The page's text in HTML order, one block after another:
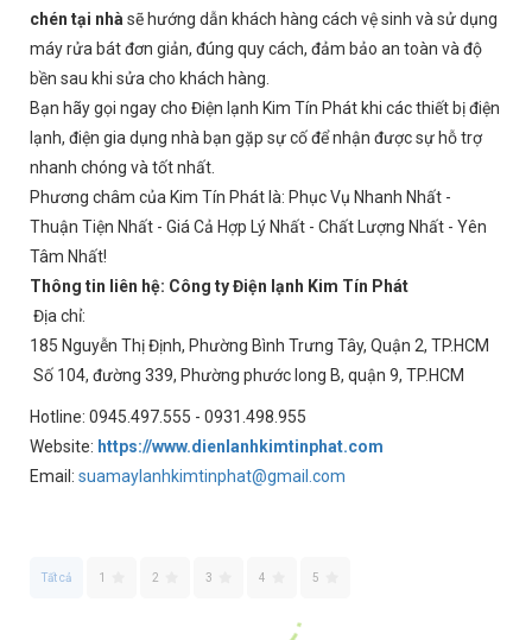
chén tại nhà sẽ hướng dẫn khách hàng cách vệ sinh và sử dụng
máy rửa bát đơn giản, đúng quy cách, đảm bảo an toàn và độ
bền sau khi sửa cho khách hàng.
Bạn hãy gọi ngay cho Điện lạnh Kim Tín Phát khi các thiết bị điện
lạnh, điện gia dụng nhà bạn gặp sự cố để nhận được sự hỗ trợ
nhanh chóng và tốt nhất.
Phương châm của Kim Tín Phát là: Phục Vụ Nhanh Nhất -
Thuận Tiện Nhất - Giá Cả Hợp Lý Nhất - Chất Lượng Nhất - Yên
Tâm Nhất!
Thông tin liên hệ: Công ty Điện lạnh Kim Tín Phát
Địa chỉ:
185 Nguyễn Thị Định, Phường Bình Trưng Tây, Quận 2, TP.HCM
Số 104, đường 339, Phường phước long B, quận 9, TP.HCM
Hotline: 0945.497.555 - 0931.498.955
Website: https://www.dienlanhkimtinphat.com
Email: suamaylanhkimtinphat@gmail.com
Tất cả 1 2 3 4 5